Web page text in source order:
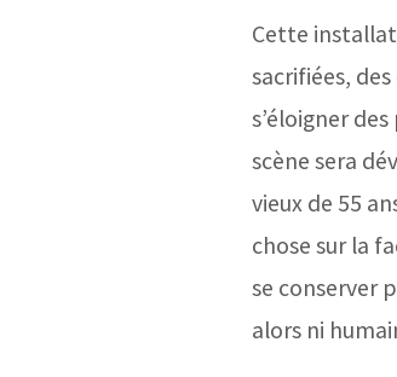
Cette
sacrifiées,
s’éloigner
scène sera
vieux de 55
chose sur la
se conserver
alors ni